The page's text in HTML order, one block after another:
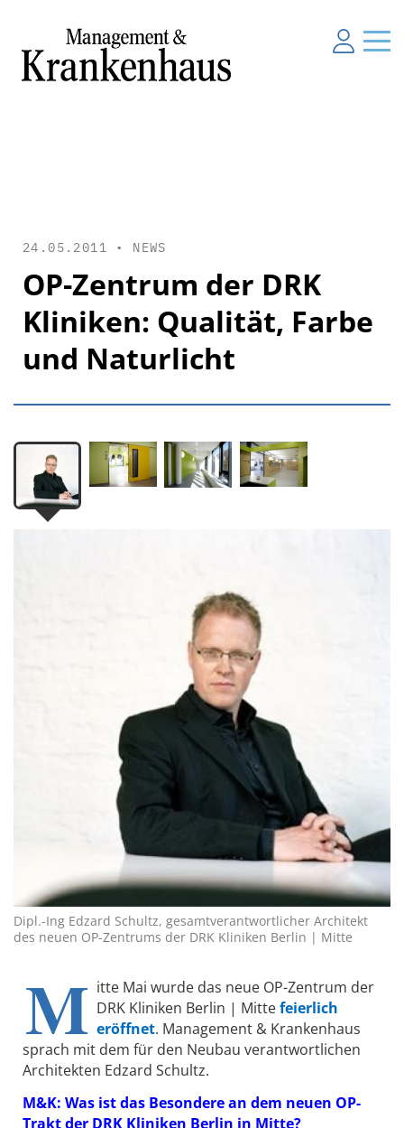
24.05.2011 • NEWS
OP-Zentrum der DRK
Kliniken: Qualität, Farbe
und Naturlicht
Dipl.-Ing Edzard Schultz, gesamtverantwortlicher Architekt
des neuen OP-Zentrums der DRK Kliniken Berlin | Mitte
M itte Mai wurde das neue OP-Zentrum der
DRK Kliniken Berlin | Mittefeierlich
eröffnet. Management & Krankenhaus
sprach mit dem für den Neubau verantwortlichen
Architekten Edzard Schultz.
M&K: Was ist das Besondere an dem neuen OP-
Trakt der DRK Kliniken Berlin in Mitte?